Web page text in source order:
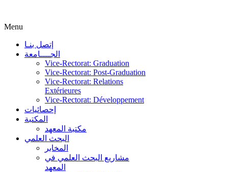
Menu
إتصل بنـا
الجــــامعة
Vice-Rectorat: Graduation
Vice-Rectorat: Post-Graduation
Vice-Rectorat: Relations
Extérieures
Vice-Rectorat: Développement
إحصائيات
المكتبة
مكتبة المعهد
البحث العلمي
المخابر
مشاريع البحث العلمي في
المعهد